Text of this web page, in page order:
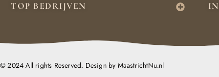
TOP BEDRIJVEN
© 2024 All rights Reserved. Design by MaastrichtNu.nl